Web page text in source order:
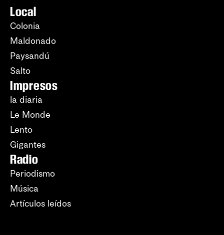
Local
Colonia
Maldonado
Paysandú
Salto
Impresos
la diaria
Le Monde
Lento
Gigantes
Radio
Periodismo
Música
Artículos leídos